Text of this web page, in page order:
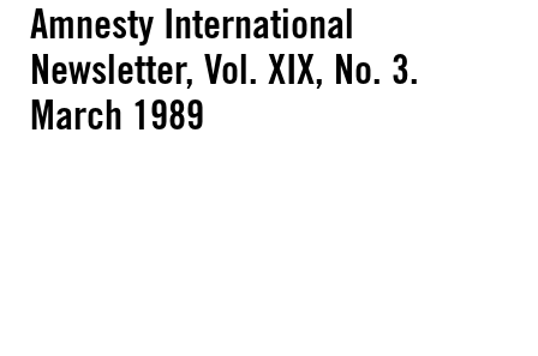
Amnesty International
Newsletter, Vol. XIX, No. 3.
March 1989